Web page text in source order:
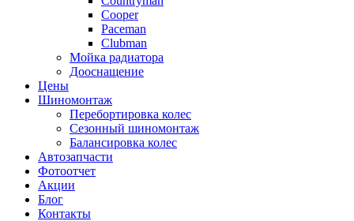
Сooper
Paceman
Clubman
Мойка радиатора
Дооснащение
Цены
Шиномонтаж
Перебортировка колес
Сезонный шиномонтаж
Балансировка колес
Автозапчасти
Фотоотчет
Акции
Блог
Контакты